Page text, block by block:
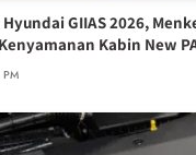
GIIAS 2026,
Kabin New